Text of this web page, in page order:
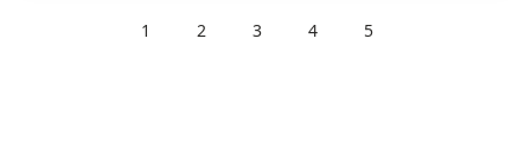
1 2 3 4 5